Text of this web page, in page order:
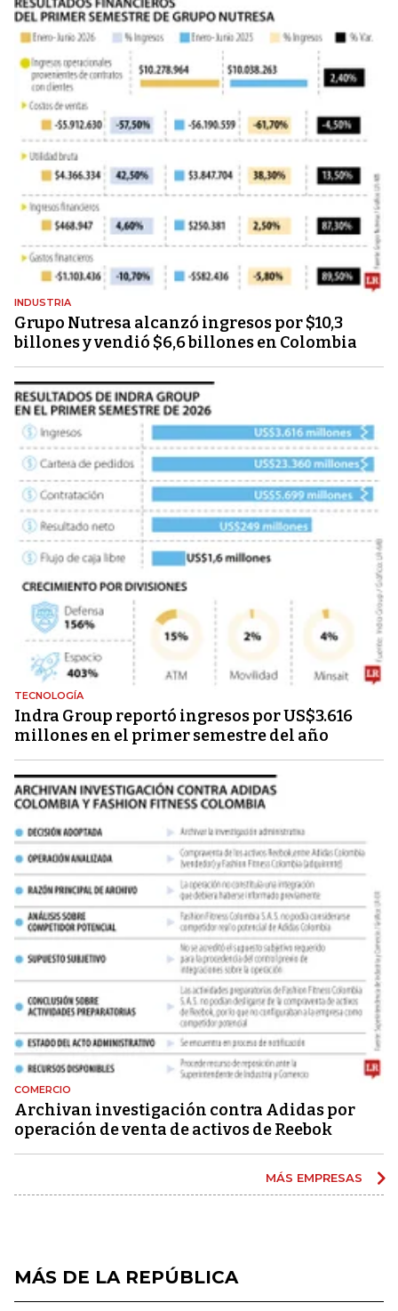
INDUSTRIA
Grupo Nutresa alcanzó ingresos por $10,3
billones y vendió $6,6 billones en Colombia
TECNOLOGÍA
Indra Group reportó ingresos por US$3.616
millones en el primer semestre del año
COMERCIO
Archivan investigación contra Adidas por
operación de venta de activos de Reebok
MÁS EMPRESAS
MÁS DE LA REPÚBLICA